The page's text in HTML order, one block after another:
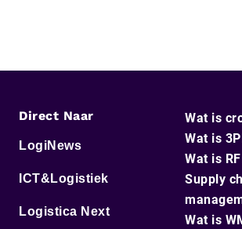
Direct Naar
LogiNews
ICT&Logistiek
Logistica Next
Wat is
Wat is
Wat is
Supply
Wat is